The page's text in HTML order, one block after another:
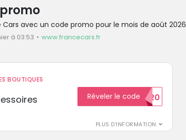
avec un code promo pour le mois de août 2026
à 03:53 www.francecars.fr
BOUTIQUES
PLUS D'INFORMATION
Réveler le code
BIENVENUE20